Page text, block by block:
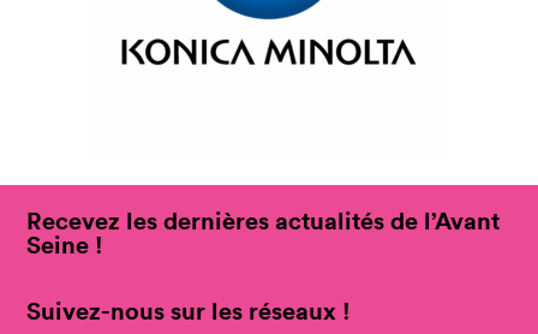
Recevez les dernières actualités de l’Avant
Seine !
Suivez-nous sur les réseaux !